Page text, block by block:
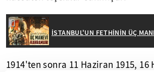
İSTANBUL'UN FETHİNİN ÜÇ
1914'ten sonra 11 Haziran 1915, 16